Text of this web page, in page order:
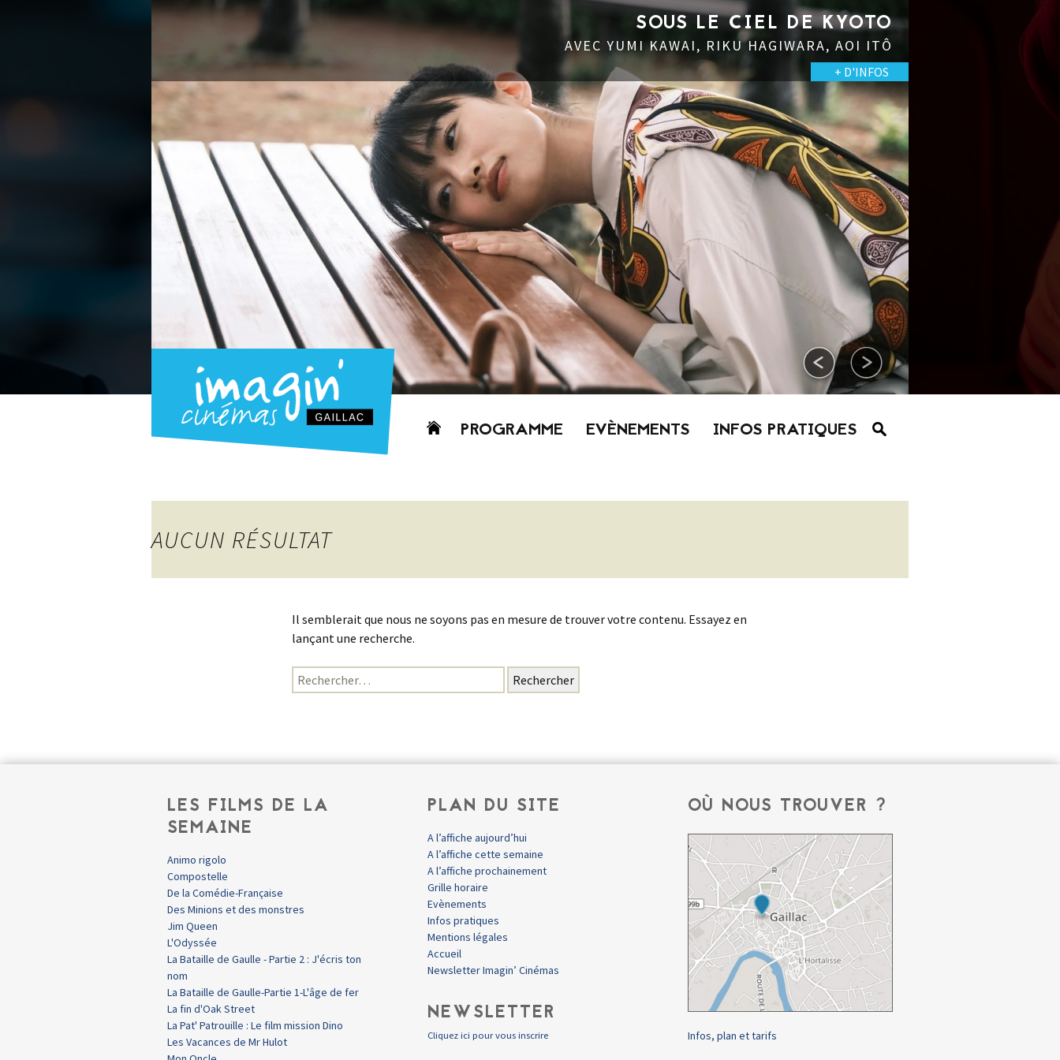
SOUS LE CIEL DE KYOTO
AVEC YUMI KAWAI, RIKU HAGIWARA, AOI ITÔ
+ D'INFOS
Aller
PROGRAMME
PROGRAMME
EVÈNEMENTS INFOS PRATIQUES
AUCUN RÉSULTAT
Il semblerait que nous ne soyons pas en mesure de trouver votre contenu. Essayez en
lançant une recherche.
Rechercher :
LES FILMS DE LA
SEMAINE
Animo rigolo
Compostelle
De la Comédie-Française
Des Minions et des monstres
Jim Queen
L'Odyssée
La Bataille de Gaulle - Partie 2 : J'écris ton
nom
La Bataille de Gaulle-Partie 1-L'âge de fer
La fin d'Oak Street
La Pat' Patrouille : Le film mission Dino
Les Vacances de Mr Hulot
PLAN DU SITE
A l’affiche aujourd’hui
A l’affiche cette semaine
A l’affiche prochainement
Grille horaire
Evènements
Infos pratiques
Mentions légales
Accueil
Newsletter Imagin’ Cinémas
NEWSLETTER
Cliquez ici pour vous inscrire
OÙ NOUS TROUVER ?
Infos, plan et tarifs